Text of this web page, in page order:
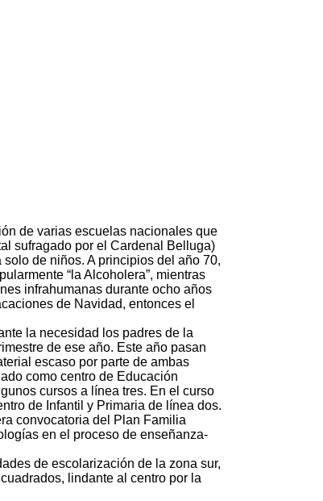
de varias escuelas nacionales que
sufragado por el Cardenal Belluga)
de niños. A principios del año 70,
“la Alcoholera”, mientras
infrahumanas durante ocho años
de Navidad, entonces el
la necesidad los padres de la
de ese año. Este año pasan
escaso por parte de ambas
como centro de Educación
cursos a línea tres. En el curso
de Infantil y Primaria de línea dos.
convocatoria del Plan Familia
en el proceso de enseñanza-
de escolarización de la zona sur,
lindante al centro por la